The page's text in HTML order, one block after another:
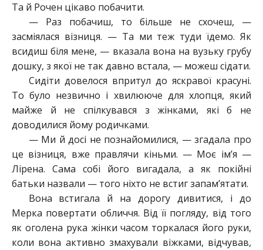
Та й Рочен цікаво побачити.
— Раз побачиш, то більше не схочеш, —
засміялася візниця. — Та ми теж туди їдемо. Як
всидиш біля мене, — вказала вона на вузьку грубу
дошку, з якої не так давно встала, — можеш сідати.
Сидіти довелося впритул до яскравої красуні.
То було незвично і хвилююче для хлопця, який
майже й не спілкувався з жінками, які б не
доводилися йому родичками.
— Ми й досі не познайомилися, — згадала про
це візниця, вже правлячи кіньми. — Моє ім’я —
Лірена. Сама собі його вигадала, а як покійні
батьки назвали — того ніхто не встиг запам’ятати.
Вона встигала й на дорогу дивитися, і до
Мерка повертати обличчя. Від її погляду, від того
як оголена рука жінки часом торкалася його руки,
коли вона активно змахували віжками, відчував,